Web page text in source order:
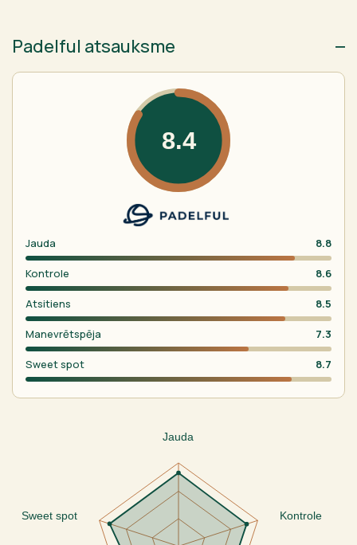
Padelful atsauksme
8.4
Jauda 8.8
Kontrole 8.6
Atsitiens 8.5
Manevrētspēja 7.3
Sweet spot 8.7
Jauda
Kontrole
Sweet spot